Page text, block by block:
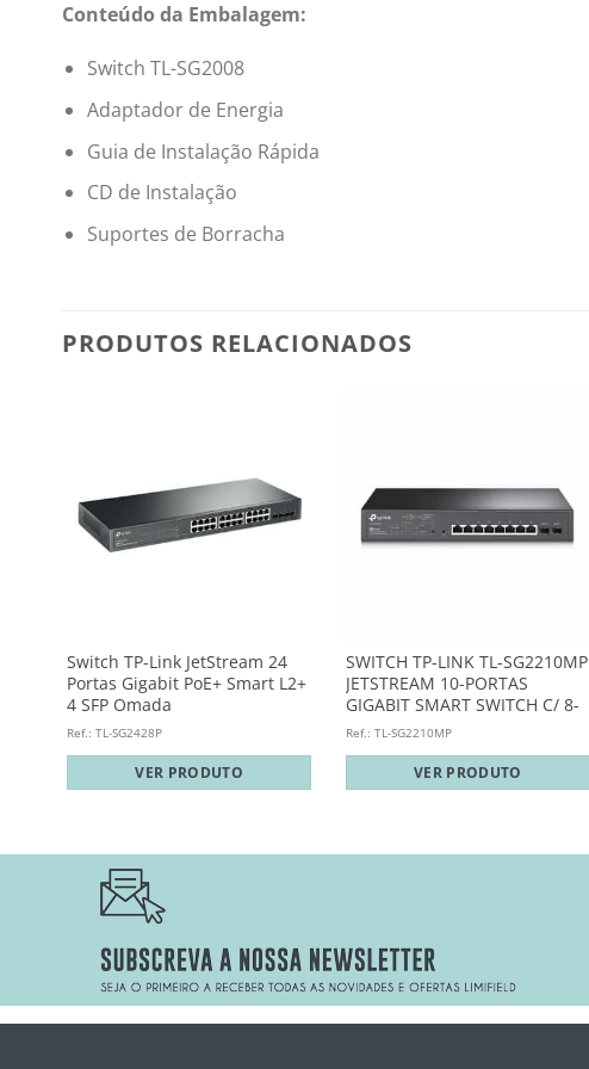
Conteúdo da Embalagem:
Switch TL-SG2008
Adaptador de Energia
Guia de Instalação Rápida
CD de Instalação
Suportes de Borracha
PRODUTOS RELACIONADOS
Switch TP-Link JetStream 24
Portas Gigabit PoE+ Smart L2+
4 SFP Omada
Ref.: TL-SG2428P
VER PRODUTO
SWITCH TP-LINK TL-SG2210MP
JETSTREAM 10-PORTAS
GIGABIT SMART SWITCH C/ 8-
PORTAS POE+
Ref.: TL-SG2210MP
VER PRODUTO